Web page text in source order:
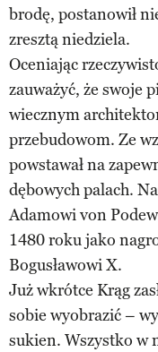
brodę, postanowił
zresztą niedziela.
Oceniając
zauważyć, że swoje
wiecznym
przebudowom. Ze
powstawał na
dębowych palach.
Adamowi von
1480 roku jako
Bogusławowi X.
Już wkrótce Krąg
sobie wyobrazić –
sukien. Wszystko w